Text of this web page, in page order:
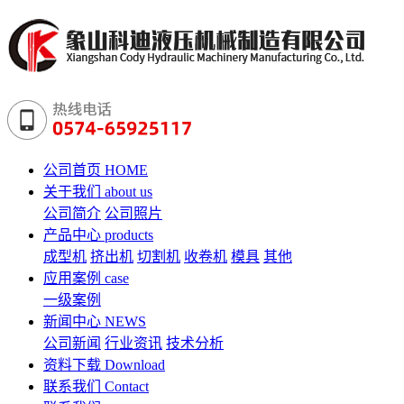
公司首页 HOME
关于我们
about us
公司简介 公司照片
产品中心 products
成型机 挤出机 切割机 收卷机 模具 其他
应用案例 case
一级案例
新闻中心 NEWS
公司新闻 行业资讯 技术分析
资料下载 Download
联系我们
Contact